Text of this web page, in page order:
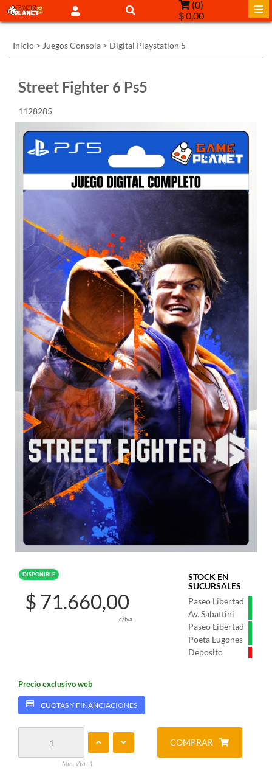
(0)
$ 0,00
Inicio > Juegos Consola > Digital Playstation 5
Street Fighter 6 Ps5
1128285
DISPONIBLE
STOCK EN
SUCURSALES
Paseo Libertad
Av. Sabattini
Paseo Libertad
Poeta Lugones
Deposito
$ 71.660,00
c/iva
Precio exclusivo web
CUOTAS Y FINANCIACIONES
Min. Vta.: 1
COMPRAR